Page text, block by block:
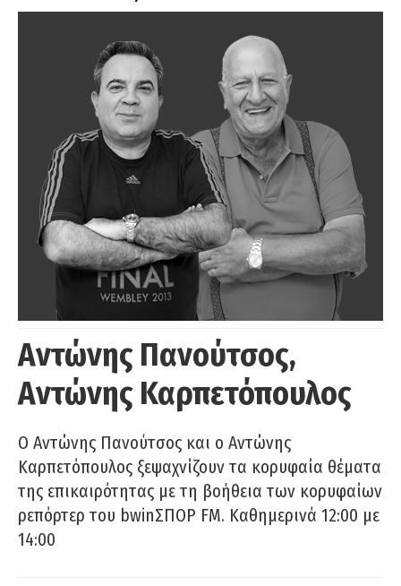
Αντώνης Πανούτσος,
Αντώνης Καρπετόπουλος
Ο Αντώνης Πανούτσος και ο Αντώνης
Καρπετόπουλος ξεψαχνίζουν τα κορυφαία θέματα
της επικαιρότητας με τη βοήθεια των κορυφαίων
ρεπόρτερ του bwinΣΠΟΡ FM. Καθημερινά 12:00 με
14:00